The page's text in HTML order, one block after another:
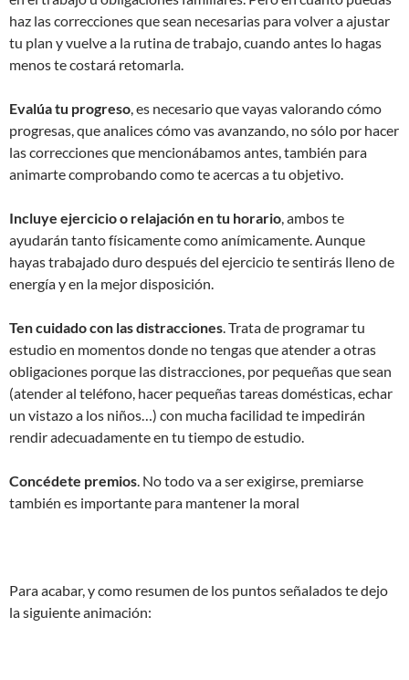
haz las correcciones que sean necesarias para volver a ajustar
tu plan y vuelve a la rutina de trabajo, cuando antes lo hagas
menos te costará retomarla.
Evalúa tu progreso, es necesario que vayas valorando cómo
progresas, que analices cómo vas avanzando, no sólo por hacer
las correcciones que mencionábamos antes, también para
animarte comprobando como te acercas a tu objetivo.
Incluye ejercicio o relajación en tu horario, ambos te
ayudarán tanto físicamente como anímicamente. Aunque
hayas trabajado duro después del ejercicio te sentirás lleno de
energía y en la mejor disposición.
Ten cuidado con las distracciones. Trata de programar tu
estudio en momentos donde no tengas que atender a otras
obligaciones porque las distracciones, por pequeñas que sean
(atender al teléfono, hacer pequeñas tareas domésticas, echar
un vistazo a los niños…) con mucha facilidad te impedirán
rendir adecuadamente en tu tiempo de estudio.
Concédete premios. No todo va a ser exigirse, premiarse
también es importante para mantener la moral
Para acabar, y como resumen de los puntos señalados te dejo
la siguiente animación: